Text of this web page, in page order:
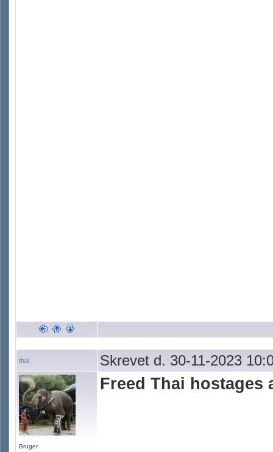
thai Skrevet d. 30-11-2023
Bruger
Freed Thai hostages